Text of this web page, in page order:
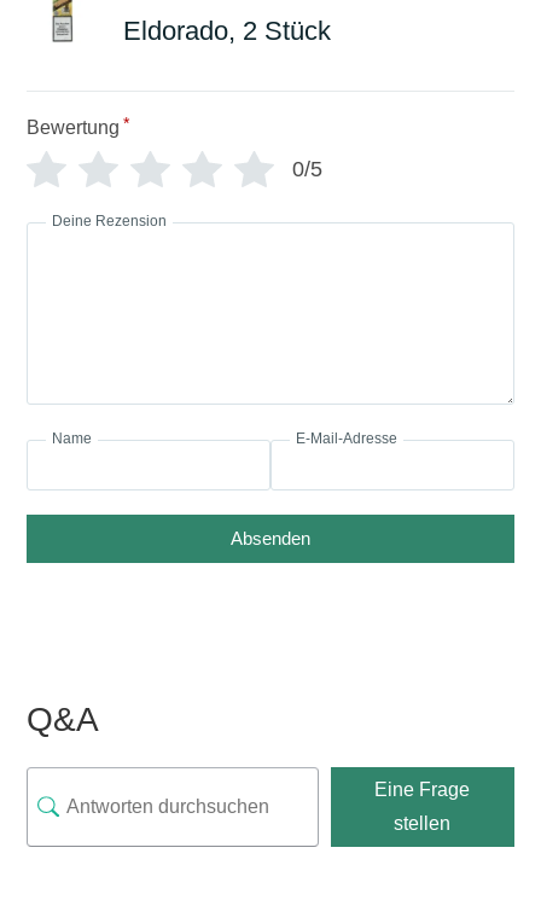
Eldorado, 2 Stück
Bewertung *
0/5
Deine Rezension
Name E-Mail-Adresse
Absenden
Q&A
Eine Frage
stellen